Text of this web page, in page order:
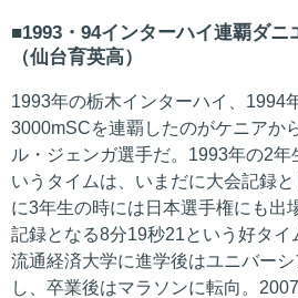
1993・94インターハイ連覇ダ
（仙台育英高）
1993年の栃木インターハイ、1994
3000mSCを連覇したのがケニアか
ル・ジェンガ選手だ。1993年の2年
いうタイムは、いまだに大会記録
に3年生の時には日本選手権にも出
記録となる8分19秒21という好タイ
流通経済大学に進学後はユニバー
し、卒業後はマラソンに転向。